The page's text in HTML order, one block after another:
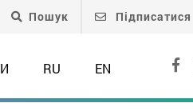
Пошук Підписатися
RU EN